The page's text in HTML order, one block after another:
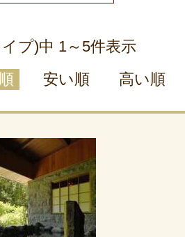
プ)中 1～ 5件表示
安い順 高い順